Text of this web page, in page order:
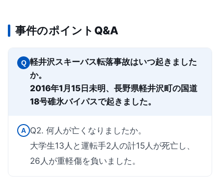
事件のポイントQ&A
Q 軽井沢スキーバス転落事故はいつ起きました
か。
2016年1月15日未明、長野県軽井沢町の国道
18号碓氷バイパスで起きました。
A Q2. 何人が亡くなりましたか。
大学生13人と運転手2人の計15人が死亡し、
26人が重軽傷を負いました。